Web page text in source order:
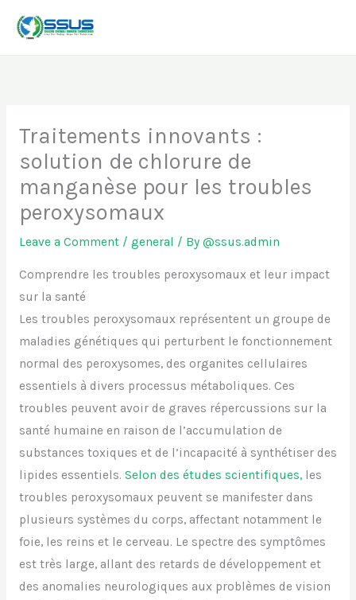
Traitements innovants :
solution de chlorure de
manganèse pour les troubles
peroxysomaux
Leave a Comment / general / By @ssus.admin
Comprendre les troubles peroxysomaux et leur impact
sur la santé
Les troubles peroxysomaux représentent un groupe de
maladies génétiques qui perturbent le fonctionnement
normal des peroxysomes, des organites cellulaires
essentiels à divers processus métaboliques. Ces
troubles peuvent avoir de graves répercussions sur la
santé humaine en raison de l’accumulation de
substances toxiques et de l’incapacité à synthétiser des
lipides essentiels. Selon des études scientifiques,les
troubles peroxysomaux peuvent se manifester dans
plusieurs systèmes du corps, affectant notamment le
foie, les reins et le cerveau. Le spectre des symptômes
est très large, allant des retards de développement et
des anomalies neurologiques aux problèmes de vision